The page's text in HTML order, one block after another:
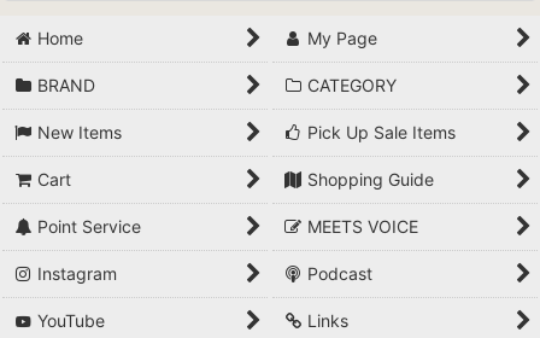
DOMESTIC (ALL)
*A VONTADE
and wander
AZUMA
AXESQUIN
Home My Page
BRAND CATEGORY
New Items Pick Up Sale Items
Cart Shopping Guide
Point Service MEETS VOICE
Instagram Podcast
YouTube Links